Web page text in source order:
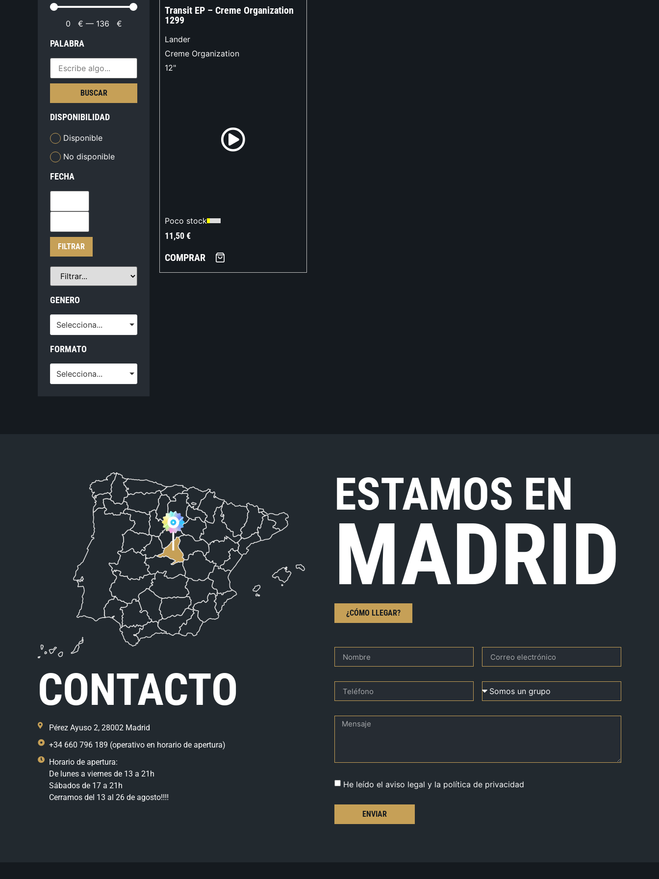
0 € — 136 €
PALABRA
BUSCAR
DISPONIBILIDAD
Disponible
No disponible
FECHA
FILTRAR
GENERO
Selecciona...
FORMATO
Selecciona...
Transit EP – Creme Organization
1299
Lander
Creme Organization
12"
Poco stock
11,50€
COMPRAR
CONTACTO
Pérez Ayuso 2, 28002 Madrid
+34 660 796 189 (operativo en horario de apertura)
Horario de apertura:
De lunes a viernes de 13 a 21h
Sábados de 17 a 21h
Cerramos del 13 al 26 de agosto!!!!
ESTAMOS EN
MADRID
¿CÓMO LLEGAR?
He leído el aviso legal y la política de privacidad
ENVIAR